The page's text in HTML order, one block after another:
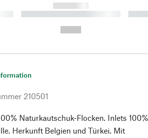
------------
----------- ----------- ----------
210501
Naturkautschuk-Flocken. Inlets 100%
Herkunft Belgien und Türkei. Mit